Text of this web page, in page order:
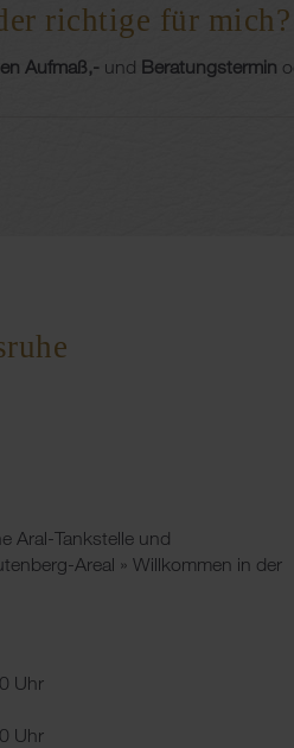
richtige für mich?
Aufmaß,- und Beratungstermin
Aral-Tankstelle und
Areal » Willkommen in der
Uhr
Uhr